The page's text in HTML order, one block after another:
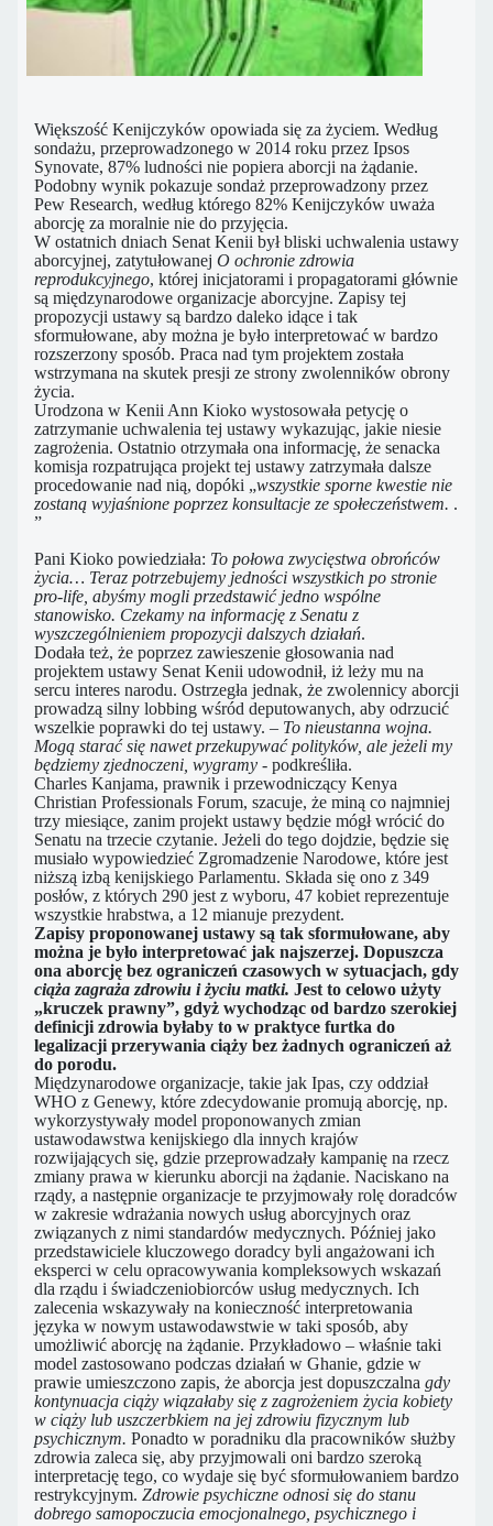
Większość Kenijczyków opowiada się za życiem. Według
sondażu, przeprowadzonego w 2014 roku przez Ipsos
Synovate, 87% ludności nie popiera aborcji na żądanie.
Podobny wynik pokazuje sondaż przeprowadzony przez
Pew Research, według którego 82% Kenijczyków uważa
aborcję za moralnie nie do przyjęcia.
W ostatnich dniach Senat Kenii był bliski uchwalenia ustawy
aborcyjnej, zatytułowanej O ochronie zdrowia
reprodukcyjnego, której inicjatorami i propagatorami głównie
są międzynarodowe organizacje aborcyjne. Zapisy tej
propozycji ustawy są bardzo daleko idące i tak
sformułowane, aby można je było interpretować w bardzo
rozszerzony sposób. Praca nad tym projektem została
wstrzymana na skutek presji ze strony zwolenników obrony
życia.
Urodzona w Kenii Ann Kioko wystosowała petycję o
zatrzymanie uchwalenia tej ustawy wykazując, jakie niesie
zagrożenia. Ostatnio otrzymała ona informację, że senacka
komisja rozpatrująca projekt tej ustawy zatrzymała dalsze
procedowanie nad nią, dopóki „wszystkie sporne kwestie nie
zostaną wyjaśnione poprzez konsultacje ze społeczeństwem. .
”
Pani Kioko powiedziała: To połowa zwycięstwa obrońców
życia… Teraz potrzebujemy jedności wszystkich po stronie
pro-life, abyśmy mogli przedstawić jedno wspólne
stanowisko. Czekamy na informację z Senatu z
wyszczególnieniem propozycji dalszych działań.
Dodała też, że poprzez zawieszenie głosowania nad
projektem ustawy ​​Senat Kenii udowodnił, iż leży mu na
sercu interes narodu. Ostrzegła jednak, że zwolennicy aborcji
prowadzą silny lobbing wśród deputowanych, aby odrzucić
wszelkie poprawki do tej ustawy. – To nieustanna wojna.
Mogą starać się nawet przekupywać polityków, ale jeżeli my
będziemy zjednoczeni, wygramy - podkreśliła.
Charles Kanjama, prawnik i przewodniczący Kenya
Christian Professionals Forum, szacuje, że miną co najmniej
trzy miesiące, zanim projekt ustawy będzie mógł wrócić do
Senatu na trzecie czytanie. Jeżeli do tego dojdzie, będzie się
musiało wypowiedzieć Zgromadzenie Narodowe, które jest
niższą izbą kenijskiego Parlamentu. Składa się ono z 349
posłów, z których 290 jest z wyboru, 47 kobiet reprezentuje
wszystkie hrabstwa, a 12 mianuje prezydent.
Zapisy proponowanej ustawy są tak sformułowane, aby
można je było interpretować jak najszerzej. Dopuszcza
ona aborcję bez ograniczeń czasowych w sytuacjach, gdy
ciąża zagraża zdrowiu i życiu matki. Jest to celowo użyty
„kruczek prawny”, gdyż wychodząc od bardzo szerokiej
definicji zdrowia byłaby to w praktyce furtka do
legalizacji przerywania ciąży bez żadnych ograniczeń aż
do porodu.
Międzynarodowe organizacje, takie jak Ipas, czy oddział
WHO z Genewy, które zdecydowanie promują aborcję, np.
wykorzystywały model proponowanych zmian
ustawodawstwa kenijskiego dla innych krajów
rozwijających się, gdzie przeprowadzały kampanię na rzecz
zmiany prawa w kierunku aborcji na żądanie. Naciskano na
rządy, a następnie organizacje te przyjmowały rolę doradców
w zakresie wdrażania nowych usług aborcyjnych oraz
związanych z nimi standardów medycznych. Później jako
przedstawiciele kluczowego doradcy byli angażowani ich
eksperci w celu opracowywania kompleksowych wskazań
dla rządu i świadczeniobiorców usług medycznych. Ich
zalecenia wskazywały na konieczność interpretowania
języka w nowym ustawodawstwie w taki sposób, aby
umożliwić aborcję na żądanie. Przykładowo – właśnie taki
model zastosowano podczas działań w Ghanie, gdzie w
prawie umieszczono zapis, że aborcja jest dopuszczalna gdy
kontynuacja ciąży wiązałaby się z zagrożeniem życia kobiety
w ciąży lub uszczerbkiem na jej zdrowiu fizycznym lub
psychicznym. Ponadto w poradniku dla pracowników służby
zdrowia zaleca się, aby przyjmowali oni bardzo szeroką
interpretację tego, co wydaje się być sformułowaniem bardzo
restrykcyjnym. Zdrowie psychiczne odnosi się do stanu
dobrego samopoczucia emocjonalnego, psychicznego i